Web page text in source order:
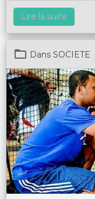
Lire la suite
Dans SOCIETE